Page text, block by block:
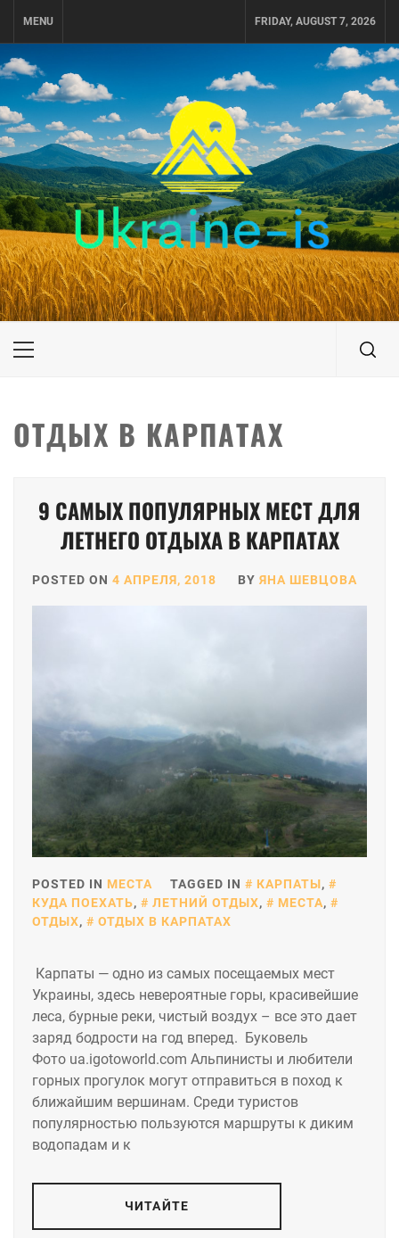
MENU FRIDAY, AUGUST 7, 2026
UKRAINE-IS
ПУТЕШЕСТВИЕ ПО УКРАИНЕ
Primary
ОТДЫХ В КАРПАТАХ
9 САМЫХ ПОПУЛЯРНЫХ МЕСТ ДЛЯ
ЛЕТНЕГО ОТДЫХА В КАРПАТАХ
POSTED ON 4 АПРЕЛЯ, 2018 BY ЯНА ШЕВЦОВА
POSTED IN МЕСТА TAGGED IN КАРПАТЫ,
КУДА ПОЕХАТЬ, ЛЕТНИЙ ОТДЫХ, МЕСТА,
ОТДЫХ, ОТДЫХ В КАРПАТАХ
Карпаты — одно из самых посещаемых мест
Украины, здесь невероятные горы, красивейшие
леса, бурные реки, чистый воздух – все это дает
заряд бодрости на год вперед. Буковель
Фото ua.igotoworld.com Альпинисты и любители
горных прогулок могут отправиться в поход к
ближайшим вершинам. Среди туристов
популярностью пользуются маршруты к диким
водопадам и к
ЧИТАЙТЕ